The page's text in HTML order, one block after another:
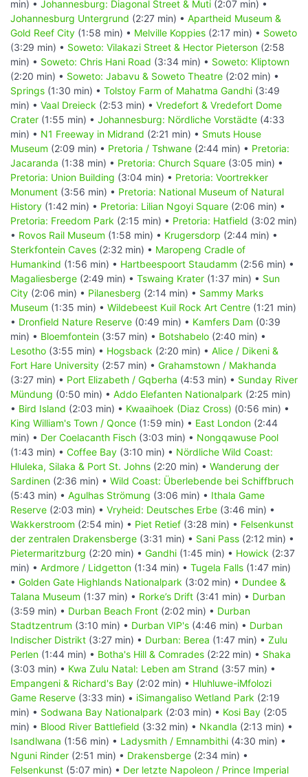
min) • Johannesburg: Diagonal Street & Muti (2:07 min) •
Johannesburg Untergrund (2:27 min) • Apartheid Museum &
Gold Reef City (1:58 min) • Melville Koppies (2:17 min) • Soweto
(3:29 min) • Soweto: Vilakazi Street & Hector Pieterson (2:58
min) • Soweto: Chris Hani Road (3:34 min) • Soweto: Kliptown
(2:20 min) • Soweto: Jabavu & Soweto Theatre (2:02 min) •
Springs (1:30 min) • Tolstoy Farm of Mahatma Gandhi (3:49
min) • Vaal Dreieck (2:53 min) • Vredefort & Vredefort Dome
Crater (1:55 min) • Johannesburg: Nördliche Vorstädte (4:33
min) • N1 Freeway in Midrand (2:21 min) • Smuts House
Museum (2:09 min) • Pretoria / Tshwane (2:44 min) • Pretoria:
Jacaranda (1:38 min) • Pretoria: Church Square (3:05 min) •
Pretoria: Union Building (3:04 min) • Pretoria: Voortrekker
Monument (3:56 min) • Pretoria: National Museum of Natural
History (1:42 min) • Pretoria: Lilian Ngoyi Square (2:06 min) •
Pretoria: Freedom Park (2:15 min) • Pretoria: Hatfield (3:02 min)
• Rovos Rail Museum (1:58 min) • Krugersdorp (2:44 min) •
Sterkfontein Caves (2:32 min) • Maropeng Cradle of
Humankind (1:56 min) • Hartbeespoort Staudamm (2:56 min) •
Magaliesberge (2:49 min) • Tswaing Krater (1:37 min) • Sun
City (2:06 min) • Pilanesberg (2:14 min) • Sammy Marks
Museum (1:35 min) • Wildebeest Kuil Rock Art Centre (1:21 min)
• Dronfield Nature Reserve (0:49 min) • Kamfers Dam (0:39
min) • Bloemfontein (3:57 min) • Botshabelo (2:40 min) •
Lesotho (3:55 min) • Hogsback (2:20 min) • Alice / Dikeni &
Fort Hare University (2:57 min) • Grahamstown / Makhanda
(3:27 min) • Port Elizabeth / Gqberha (4:53 min) • Sunday River
Mündung (0:50 min) • Addo Elefanten Nationalpark (2:25 min)
• Bird Island (2:03 min) • Kwaaihoek (Diaz Cross) (0:56 min) •
King William's Town / Qonce (1:59 min) • East London (2:44
min) • Der Coelacanth Fisch (3:03 min) • Nongqawuse Pool
(1:43 min) • Coffee Bay (3:10 min) • Nördliche Wild Coast:
Hluleka, Silaka & Port St. Johns (2:20 min) • Wanderung der
Sardinen (2:36 min) • Wild Coast: Überlebende bei Schiffbruch
(5:43 min) • Agulhas Strömung (3:06 min) • Ithala Game
Reserve (2:03 min) • Vryheid: Deutsches Erbe (3:46 min) •
Wakkerstroom (2:54 min) • Piet Retief (3:28 min) • Felsenkunst
der zentralen Drakensberge (3:31 min) • Sani Pass (2:12 min) •
Pietermaritzburg (2:20 min) • Gandhi (1:45 min) • Howick (2:37
min) • Ardmore / Lidgetton (1:34 min) • Tugela Falls (1:47 min)
• Golden Gate Highlands Nationalpark (3:02 min) • Dundee &
Talana Museum (1:37 min) • Rorke’s Drift (3:41 min) • Durban
(3:59 min) • Durban Beach Front (2:02 min) • Durban
Stadtzentrum (3:10 min) • Durban VIP's (4:46 min) • Durban
Indischer Distrikt (3:27 min) • Durban: Berea (1:47 min) • Zulu
Perlen (1:44 min) • Botha's Hill & Comrades (2:22 min) • Shaka
(3:03 min) • Kwa Zulu Natal: Leben am Strand (3:57 min) •
Empangeni & Richard's Bay (2:02 min) • Hluhluwe-iMfolozi
Game Reserve (3:33 min) • iSimangaliso Wetland Park (2:19
min) • Sodwana Bay Nationalpark (2:03 min) • Kosi Bay (2:05
min) • Blood River Battlefield (3:32 min) • Nkandla (2:13 min) •
Isandlwana (1:56 min) • Ladysmith / Emnambithi (4:30 min) •
Nguni Rinder (2:51 min) • Drakensberge (2:34 min) •
Felsenkunst (5:07 min) • Der letzte Napoleon / Prince Imperial